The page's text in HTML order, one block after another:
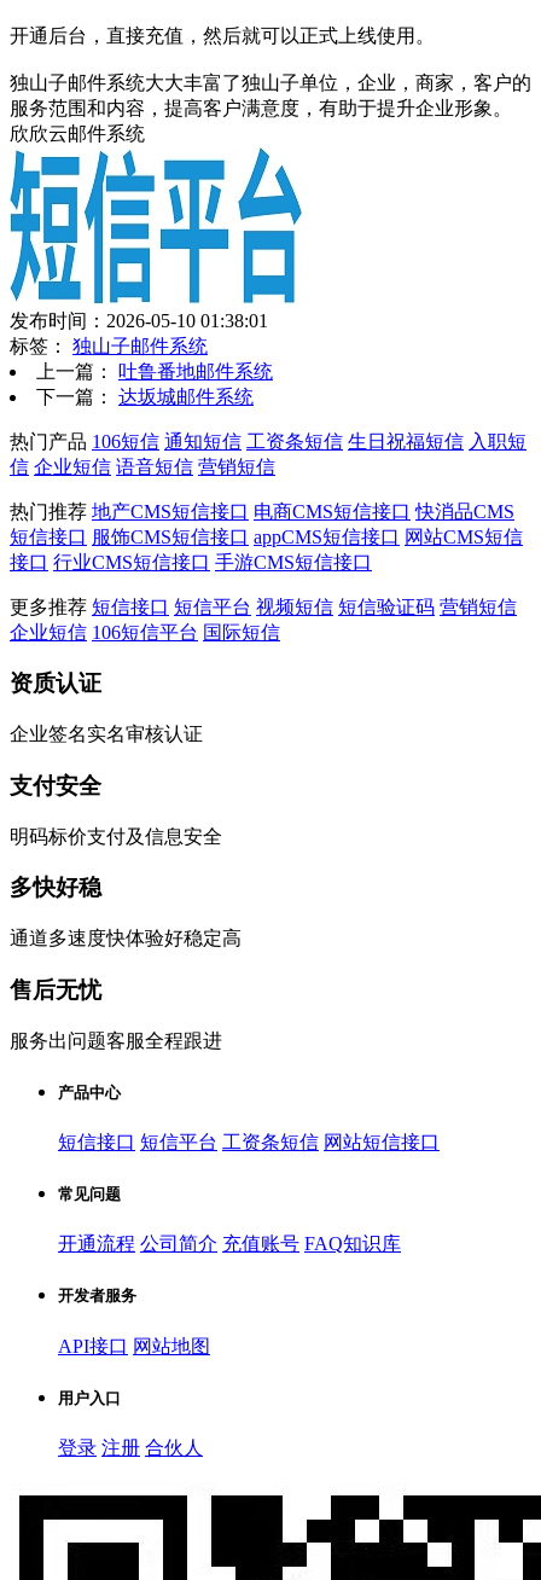
开通后台，直接充值，然后就可以正式上线使用。
独山子邮件系统大大丰富了独山子单位，企业，商家，客户的
服务范围和内容，提高客户满意度，有助于提升企业形象。
欣欣云邮件系统
发布时间：2026-05-10 01:38:01
标签： 独山子邮件系统
上一篇： 吐鲁番地邮件系统
下一篇： 达坂城邮件系统
热门产品 106短信 通知短信 工资条短信 生日祝福短信 入职短
信 企业短信 语音短信 营销短信
热门推荐 地产CMS短信接口 电商CMS短信接口 快消品CMS
短信接口 服饰CMS短信接口 appCMS短信接口 网站CMS短信
接口 行业CMS短信接口 手游CMS短信接口
更多推荐 短信接口 短信平台 视频短信 短信验证码 营销短信
企业短信 106短信平台 国际短信
资质认证
企业签名实名审核认证
支付安全
明码标价支付及信息安全
多快好稳
通道多速度快体验好稳定高
售后无忧
服务出问题客服全程跟进
产品中心
短信接口 短信平台 工资条短信 网站短信接口
常见问题
开通流程 公司简介 充值账号 FAQ知识库
开发者服务
API接口 网站地图
用户入口
登录 注册 合伙人